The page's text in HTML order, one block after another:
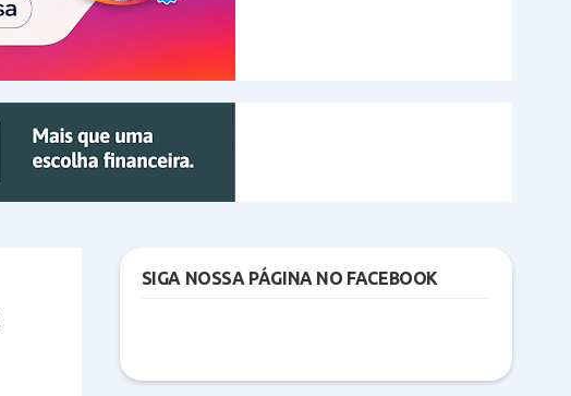
SIGA NOSSA PÁGINA NO FACEBOOK